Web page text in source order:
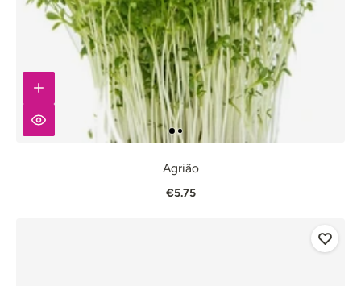
Agrião
€5.75